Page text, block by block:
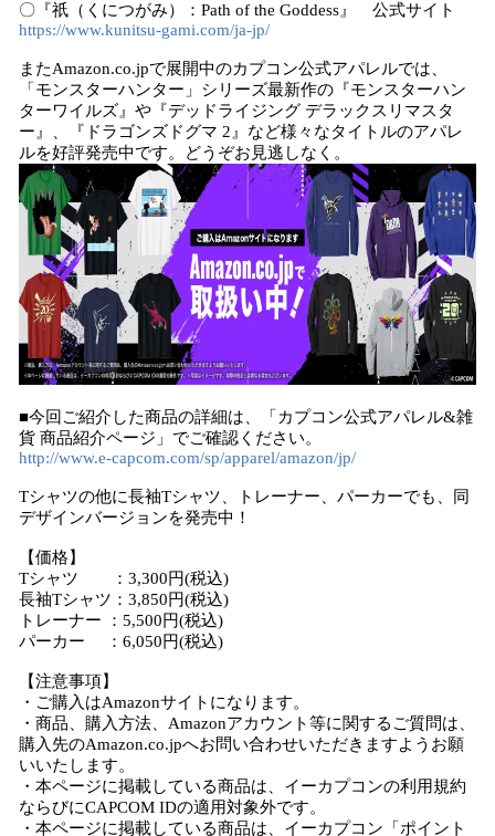
〇『祇（くにつがみ）：Path of the Goddess』 公式サイト
https://www.kunitsu-gami.com/ja-jp/
またAmazon.co.jpで展開中のカプコン公式アパレルでは、
「モンスターハンター」シリーズ最新作の『モンスターハン
ターワイルズ』や『デッドライジング デラックスリマスタ
ー』、『ドラゴンズドグマ 2』など様々なタイトルのアパレ
ルを好評発売中です。どうぞお見逃しなく。
■今回ご紹介した商品の詳細は、「カプコン公式アパレル&雑
貨 商品紹介ページ」でご確認ください。
http://www.e-capcom.com/sp/apparel/amazon/jp/
Tシャツの他に⻑袖Tシャツ、トレーナー、パーカーでも、同
デザインバージョンを発売中！
【価格】
Tシャツ ：3,300円(税込)
長袖Tシャツ：3,850円(税込)
トレーナー ：5,500円(税込)
パーカー ：6,050円(税込)
【注意事項】
・ご購⼊はAmazonサイトになります。
・商品、購⼊⽅法、Amazonアカウント等に関するご質問は、
購⼊先のAmazon.co.jpへお問い合わせいただきますようお願
いいたします。
・本ページに掲載している商品は、イーカプコンの利⽤規約
ならびにCAPCOM IDの適⽤対象外です。
・本ページに掲載している商品は、イーカプコン「ポイント